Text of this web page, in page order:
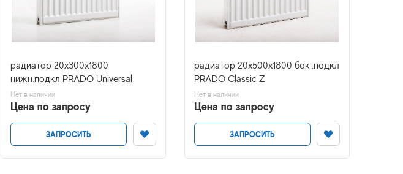
радиатор 20x300х1800
нижн.подкл PRADO Universal
Нет в наличии
Цена по запросу
ЗАПРОСИТЬ
радиатор 20x500х1800 бок..подкл
PRADO Classic Z
Нет в наличии
Цена по запросу
ЗАПРОСИТЬ